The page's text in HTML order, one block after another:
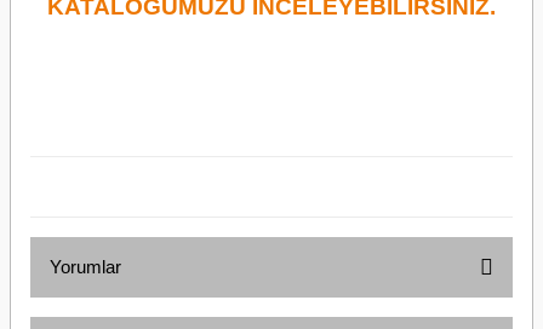
KATALOĞUMUZU İNCELEYEBİLİRSİNİZ.
Yorumlar